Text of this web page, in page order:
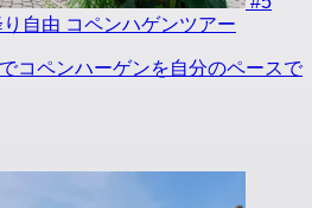
自由 コペンハゲンツアー
コペンハーゲンを自分のペースで